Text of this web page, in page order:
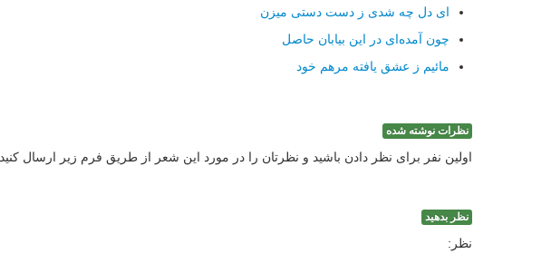
ای دل چه شدی ز دست دستی میزن
چون آمده‌ای در این بیابان حاصل
مائیم ز عشق یافته مرهم خود
نظرات نوشته شده
اولین نفر برای نظر دادن باشید و نظرتان را در مورد این شعر از طریق فرم زیر ارسال کنید.
نظر بدهید
نظر: